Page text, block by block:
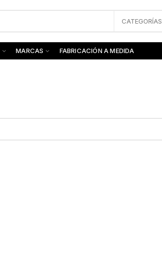
CATEGORÍAS
MARCAS FABRICACIÓN A MEDIDA